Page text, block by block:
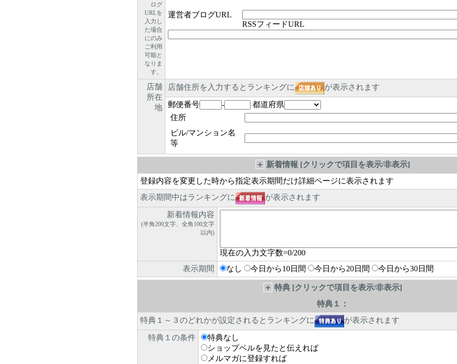
ログ
URLを
入力し
た場合
にのみ
ご利用
可能と
なりま
す。
運営者ブログURL
RSSフィードURL
店舗
所在
地
店舗住所を入力するとランキングに が表示されます
郵便番号 -
都道府県
住所
ビル/マンション名
等
＋ 新着情報 [クリックで項目を表示/非表示]
登録内容を変更した時から指定表示期間だけ詳細ページに表示されます
表示期間中はランキングに
が表示されます
新着情報内容
(半角200文字、全角100文字
以内)
現在の入力文字数=0/200
表示期間
なし 今日から10日間 今日から20日間 今日から30日間
＋ 特典 [クリックで項目を表示/非表示]
特典１：
特典１～３のどれかが設定されるとランキングに
が表示されます
特典１の条件
特典なし
ショップベルを見たと伝えれば
メルマガに登録すれば